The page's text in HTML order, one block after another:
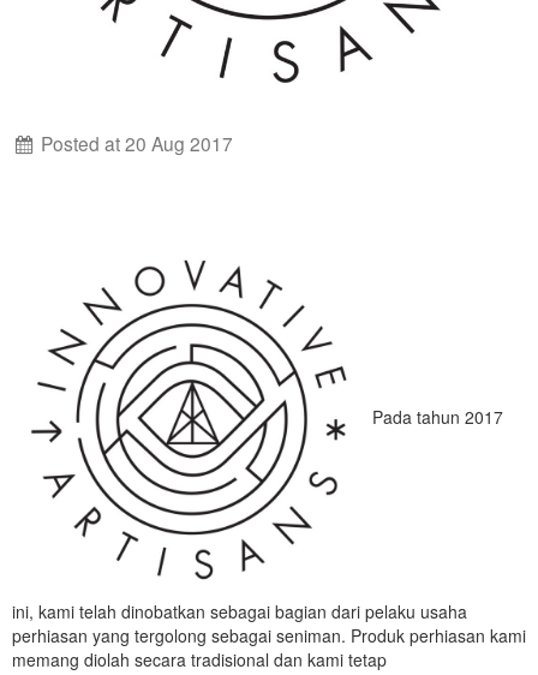
Posted at 20 Aug 2017
Pada tahun 2017
ini, kami telah dinobatkan sebagai bagian dari pelaku usaha
perhiasan yang tergolong sebagai seniman. Produk perhiasan kami
memang diolah secara tradisional dan kami tetap